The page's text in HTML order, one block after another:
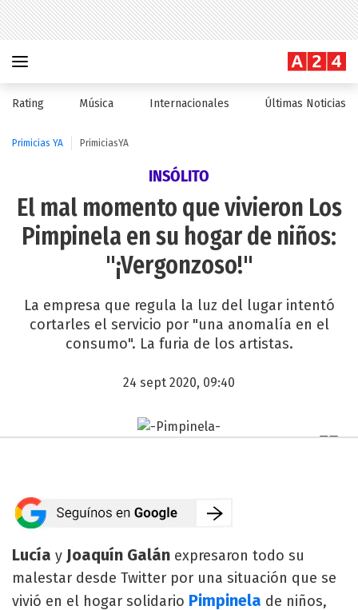
Rating Música Internacionales Últimas Noticias
Primicias YA PrimiciasYA
INSÓLITO
El mal momento que vivieron Los
Pimpinela en su hogar de niños:
"¡Vergonzoso!"
La empresa que regula la luz del lugar intentó
cortarles el servicio por "una anomalía en el
consumo". La furia de los artistas.
24 sept 2020, 09:40
Lucía y Joaquín Galán expresaron todo su
malestar desde Twitter por una situación que se
vivió en el hogar solidario Pimpinela de niños,